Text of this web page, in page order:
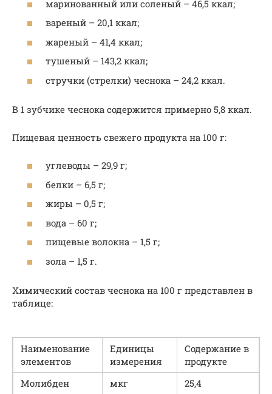
маринованный или соленый – 46,5 ккал;
вареный – 20,1 ккал;
жареный – 41,4 ккал;
тушеный – 143,2 ккал;
стручки (стрелки) чеснока – 24,2 ккал.
В 1 зубчике чеснока содержится примерно 5,8 ккал.
Пищевая ценность свежего продукта на 100 г:
углеводы – 29,9 г;
белки – 6,5 г;
жиры – 0,5 г;
вода – 60 г;
пищевые волокна – 1,5 г;
зола – 1,5 г.
Химический состав чеснока на 100 г представлен в
таблице:
Наименование
элементов
Единицы
измерения
Содержание в
продукте
Молибден
мкг
25,4